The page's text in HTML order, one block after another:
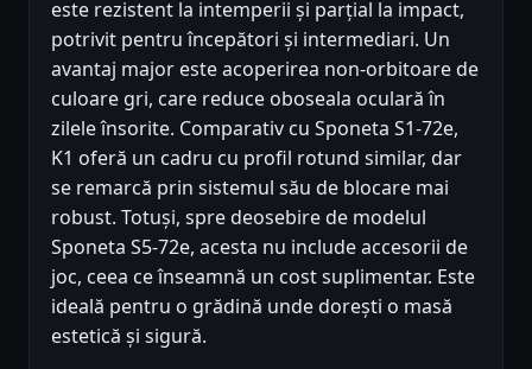
este rezistent la intemperii și parțial la impact,
potrivit pentru începători și intermediari. Un
avantaj major este acoperirea non-orbitoare de
culoare gri, care reduce oboseala oculară în
zilele însorite. Comparativ cu Sponeta S1-72e,
K1 oferă un cadru cu profil rotund similar, dar
se remarcă prin sistemul său de blocare mai
robust. Totuși, spre deosebire de modelul
Sponeta S5-72e, acesta nu include accesorii de
joc, ceea ce înseamnă un cost suplimentar. Este
ideală pentru o grădină unde dorești o masă
estetică și sigură.